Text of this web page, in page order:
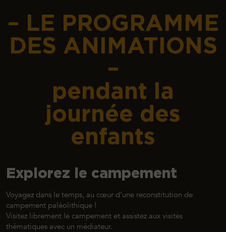
– LE PROGRAMME
DES ANIMATIONS
–
pendant la
journée des
enfants
Explorez le campement
Voyagez dans le temps, au cœur d’une reconstitution de
campement paléolithique !
Visitez librement le campement et assistez aux visites
thématiques avec un médiateur.